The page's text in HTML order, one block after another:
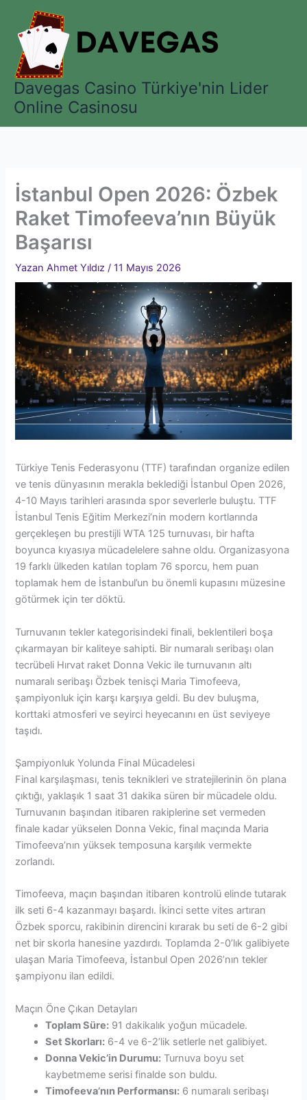
Davegas Casino Türkiye'nin Lider
Online Casinosu
İstanbul Open 2026: Özbek
Raket Timofeeva’nın Büyük
Başarısı
Yazan Ahmet Yıldız/11 Mayıs 2026
Türkiye Tenis Federasyonu (TTF) tarafından organize edilen
ve tenis dünyasının merakla beklediği İstanbul Open 2026,
4-10 Mayıs tarihleri arasında spor severlerle buluştu. TTF
İstanbul Tenis Eğitim Merkezi’nin modern kortlarında
gerçekleşen bu prestijli WTA 125 turnuvası, bir hafta
boyunca kıyasıya mücadelelere sahne oldu. Organizasyona
19 farklı ülkeden katılan toplam 76 sporcu, hem puan
toplamak hem de İstanbul’un bu önemli kupasını müzesine
götürmek için ter döktü.
Turnuvanın tekler kategorisindeki finali, beklentileri boşa
çıkarmayan bir kaliteye sahipti. Bir numaralı seribaşı olan
tecrübeli Hırvat raket Donna Vekic ile turnuvanın altı
numaralı seribaşı Özbek tenisçi Maria Timofeeva,
şampiyonluk için karşı karşıya geldi. Bu dev buluşma,
korttaki atmosferi ve seyirci heyecanını en üst seviyeye
taşıdı.
Şampiyonluk Yolunda Final Mücadelesi
Final karşılaşması, tenis teknikleri ve stratejilerinin ön plana
çıktığı, yaklaşık 1 saat 31 dakika süren bir mücadele oldu.
Turnuvanın başından itibaren rakiplerine set vermeden
finale kadar yükselen Donna Vekic, final maçında Maria
Timofeeva’nın yüksek temposuna karşılık vermekte
zorlandı.
Timofeeva, maçın başından itibaren kontrolü elinde tutarak
ilk seti 6-4 kazanmayı başardı. İkinci sette vites artıran
Özbek sporcu, rakibinin direncini kırarak bu seti de 6-2 gibi
net bir skorla hanesine yazdırdı. Toplamda 2-0’lık galibiyete
ulaşan Maria Timofeeva, İstanbul Open 2026’nın tekler
şampiyonu ilan edildi.
Maçın Öne Çıkan Detayları
Toplam Süre: 91 dakikalık yoğun mücadele.
Set Skorları: 6-4 ve 6-2’lik setlerle net galibiyet.
Donna Vekic’in Durumu: Turnuva boyu set
kaybetmeme serisi finalde son buldu.
Timofeeva’nın Performansı: 6 numaralı seribaşı